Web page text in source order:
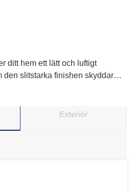
ditt hem ett lätt och luftigt
den slitstarka finishen skyddar
Kulören Linen skpar en tidlös
Exteriör